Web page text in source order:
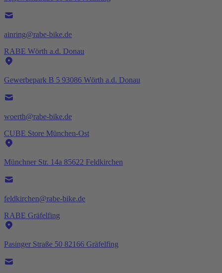
ainring@rabe-bike.de
RABE Wörth a.d. Donau
Gewerbepark B 5 93086 Wörth a.d. Donau
woerth@rabe-bike.de
CUBE Store München-Ost
Münchner Str. 14a 85622 Feldkirchen
feldkirchen@rabe-bike.de
RABE Gräfelfing
Pasinger Straße 50 82166 Gräfelfing